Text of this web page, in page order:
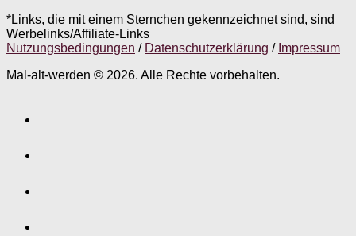
*Links, die mit einem Sternchen gekennzeichnet sind, sind
Werbelinks/Affiliate-Links
Nutzungsbedingungen / Datenschutzerklärung / Impressum
Mal-alt-werden © 2026. Alle Rechte vorbehalten.